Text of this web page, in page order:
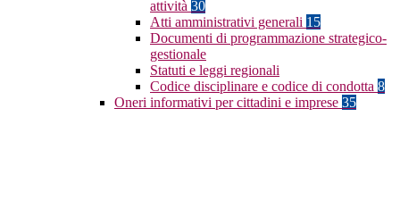
attività 30
Atti amministrativi generali 15
Documenti di programmazione strategico-
gestionale
Statuti e leggi regionali
Codice disciplinare e codice di condotta 8
Oneri informativi per cittadini e imprese 35